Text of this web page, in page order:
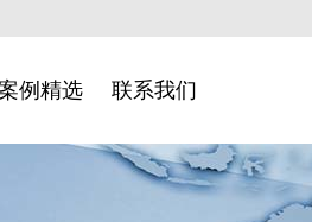
例精选 联系我们